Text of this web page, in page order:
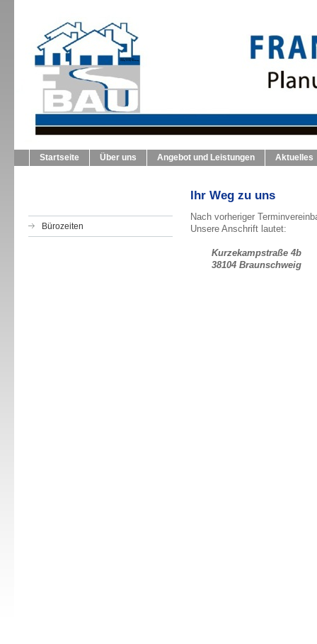
FRANK SCHMERER BAU
Planung Leitung Ausführung
Startseite Über uns Angebot und Leistungen Aktuelles
Bürozeiten
Ihr Weg zu uns
Nach vorheriger
Unsere Anschrift lautet:
Kurzekampstraße 4b
38104 Braunschweig